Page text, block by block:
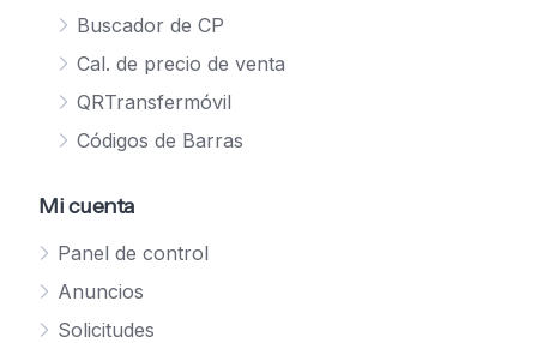
Buscador de CP
Cal. de precio de venta
QRTransfermóvil
Códigos de Barras
Mi cuenta
Panel de control
Anuncios
Solicitudes